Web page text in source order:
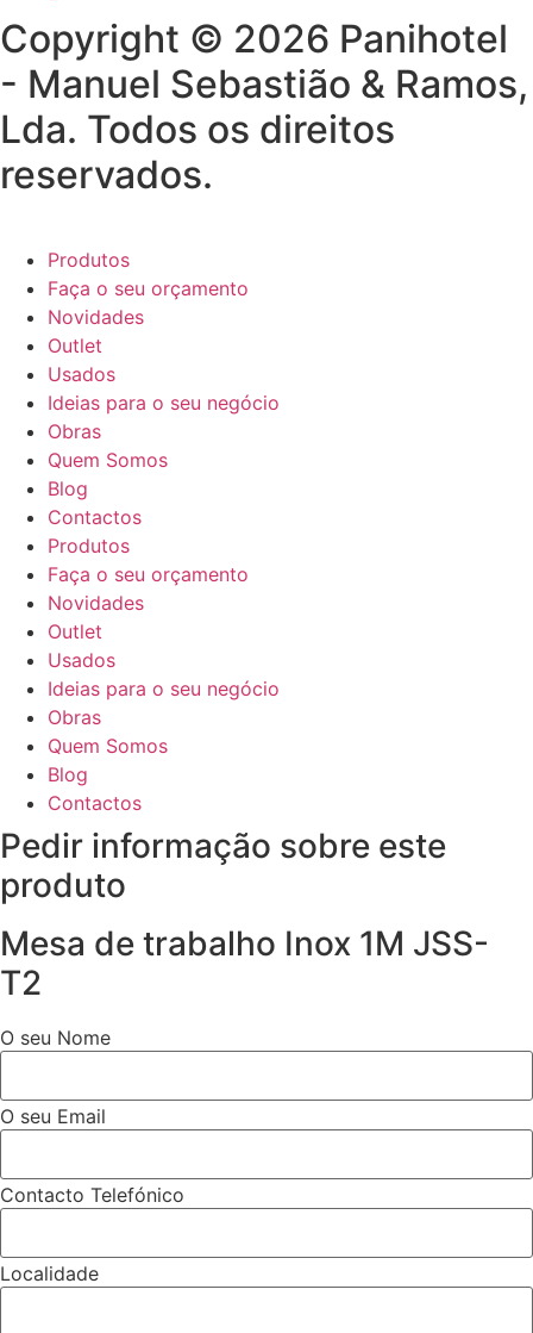
Copyright © 2026 Panihotel
- Manuel Sebastião & Ramos,
Lda. Todos os direitos
reservados.
Produtos
Faça o seu orçamento
Novidades
Outlet
Usados
Ideias para o seu negócio
Obras
Quem Somos
Blog
Contactos
Produtos
Faça o seu orçamento
Novidades
Outlet
Usados
Ideias para o seu negócio
Obras
Quem Somos
Blog
Contactos
Pedir informação sobre este
produto
Mesa de trabalho Inox 1M JSS-
T2
O seu Nome
O seu Email
Contacto Telefónico
Localidade